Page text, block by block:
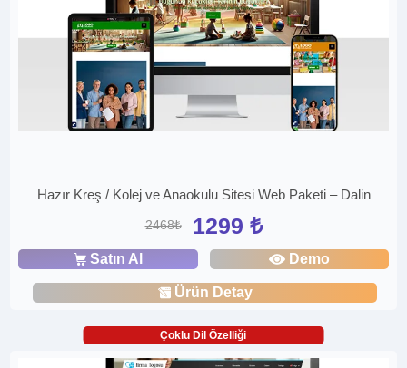
Hazır Kreş / Kolej ve Anaokulu Sitesi Web Paketi – Dalin
2468₺ 1299 ₺
Satın Al Demo
Ürün Detay
Çoklu Dil Özelliği